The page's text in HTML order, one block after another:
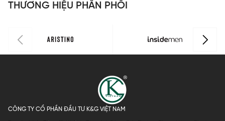
THƯƠNG HIỆU PHÂN PHỐI
CÔNG TY CỔ PHẦN ĐẦU TƯ K&G VIỆT NAM